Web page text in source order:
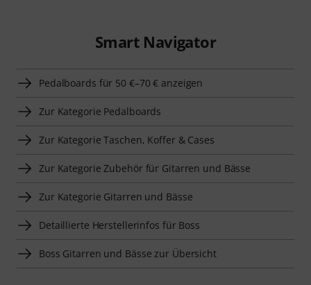
Smart Navigator
Pedalboards für 50 €–70 € anzeigen
Zur Kategorie Pedalboards
Zur Kategorie Taschen, Koffer & Cases
Zur Kategorie Zubehör für Gitarren und Bässe
Zur Kategorie Gitarren und Bässe
Detaillierte Herstellerinfos für Boss
Boss Gitarren und Bässe zur Übersicht